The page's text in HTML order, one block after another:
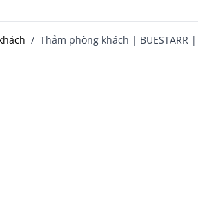
/ Thảm phòng khách |